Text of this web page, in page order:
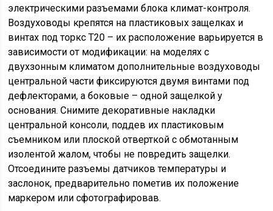
электрическими разъемами блока климат-контроля.
Воздуховоды крепятся на пластиковых защелках и
винтах под торкс T20 – их расположение варьируется в
зависимости от модификации: на моделях с
двухзонным климатом дополнительные воздуховоды
центральной части фиксируются двумя винтами под
дефлекторами, а боковые – одной защелкой у
основания. Снимите декоративные накладки
центральной консоли, поддев их пластиковым
съемником или плоской отверткой с обмотанным
изолентой жалом, чтобы не повредить защелки.
Отсоедините разъемы датчиков температуры и
заслонок, предварительно пометив их положение
маркером или сфотографировав.